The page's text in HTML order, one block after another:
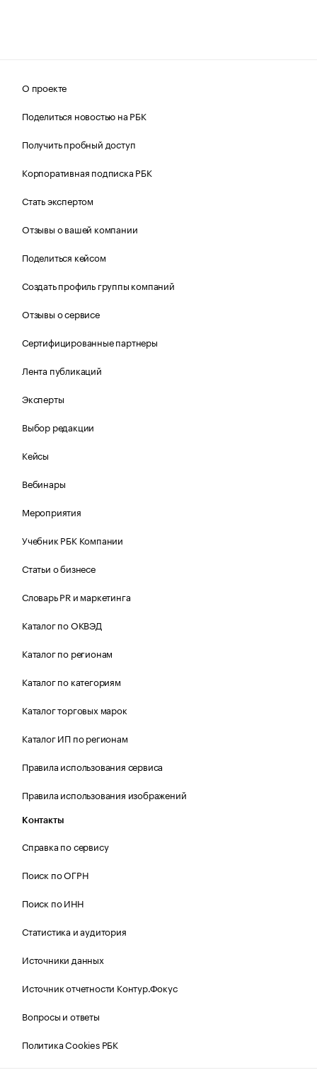
О проекте
Поделиться новостью на РБК
Получить пробный доступ
Корпоративная подписка РБК
Стать экспертом
Отзывы о вашей компании
Поделиться кейсом
Создать профиль группы компаний
Отзывы о сервисе
Сертифицированные партнеры
Лента публикаций
Эксперты
Выбор редакции
Кейсы
Вебинары
Мероприятия
Учебник РБК Компании
Статьи о бизнесе
Словарь PR и маркетинга
Каталог по ОКВЭД
Каталог по регионам
Каталог по категориям
Каталог торговых марок
Каталог ИП по регионам
Правила использования сервиса
Правила использования изображений
Контакты
Справка по сервису
Поиск по ОГРН
Поиск по ИНН
Статистика и аудитория
Источники данных
Источник отчетности Контур.Фокус
Вопросы и ответы
Политика Cookies РБК